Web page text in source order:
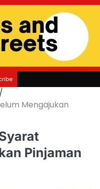
Mengajukan
Pinjaman